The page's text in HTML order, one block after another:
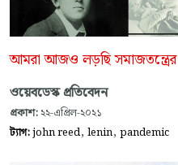
আমরা আজও লড়ছি
ওয়েবডেস্ক প্রতিবেদন
প্রকাশ: ২২-এপ্রিল-২০২১
ট্যাগ:john reed, lenin, pandemic